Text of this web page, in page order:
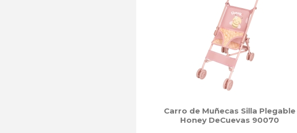
Carro de Muñecas Silla Plegable
Honey DeCuevas 90070